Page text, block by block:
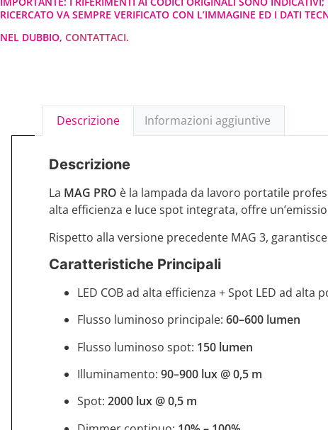
RICERCATO VA SEMPRE VERIFICATO CON L’IMMAGINE ED I DATI
NEL DUBBIO, CONTATTACI.
Descrizione Informazioni aggiuntive
Descrizione
La MAG PRO è la lampada da lavoro portatile
alta efficienza e luce spot integrata, offre
Rispetto alla versione precedente MAG 3,
Caratteristiche Principali
LED COB ad alta efficienza + Spot LED ad alta
Flusso luminoso principale: 60–600 lumen
Flusso luminoso spot: 150 lumen
Illuminamento: 90–900 lux @ 0,5 m
Spot: 2000 lux @ 0,5 m